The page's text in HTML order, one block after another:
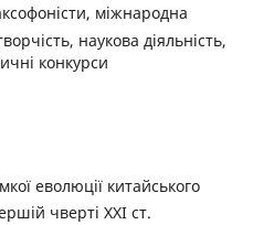
міжнародна
наукова діяльність,
конкурси
еволюції китайського
чверті ХХІ ст.